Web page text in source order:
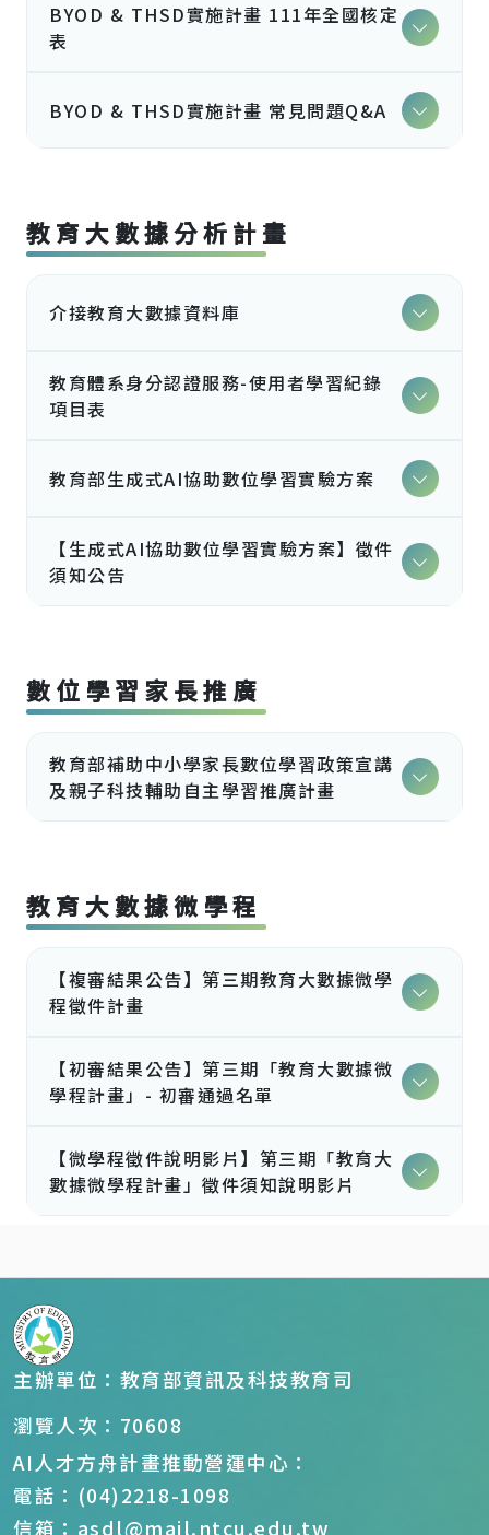
BYOD & THSD實施計畫 111年全國核定
表
BYOD & THSD實施計畫 常見問題Q&A
教育大數據分析計畫
介接教育大數據資料庫
教育體系身分認證服務-使用者學習紀錄
項目表
教育部生成式AI協助數位學習實驗方案
【生成式AI協助數位學習實驗方案】徵件
須知公告
數位學習家長推廣
教育部補助中小學家長數位學習政策宣講
及親子科技輔助自主學習推廣計畫
教育大數據微學程
【複審結果公告】第三期教育大數據微學
程徵件計畫
【初審結果公告】第三期「教育大數據微
學程計畫」- 初審通過名單
【微學程徵件說明影片】第三期「教育大
數據微學程計畫」徵件須知說明影片
主辦單位：教育部資訊及科技教育司
瀏覽人次：70608
AI人才方舟計畫推動營運中心：
電話：(04)2218-1098
信箱：asdl@mail.ntcu.edu.tw